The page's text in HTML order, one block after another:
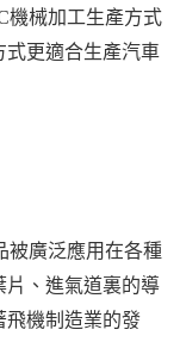
機械加工生產方式
式更適合生產汽車
被廣泛應用在各種
片、進氣道裏的導
飛機制造業的發